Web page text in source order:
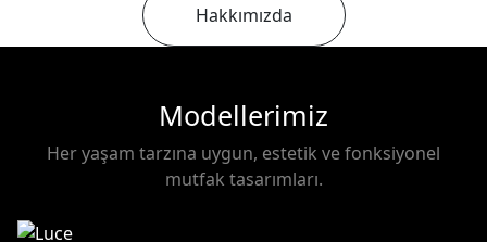
Hakkımızda
Modellerimiz
Her yaşam tarzına uygun, estetik ve fonksiyonel
mutfak tasarımları.